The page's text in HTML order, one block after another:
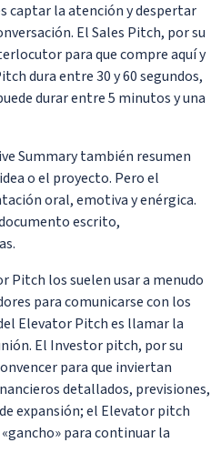
captar la atención y despertar
El Sales Pitch, por su
para que compre aquí y
dura entre 30 y 60 segundos,
durar entre 5 minutos y una
Summary también resumen
o el proyecto. Pero el
oral, emotiva y enérgica.
escrito,
Pitch los suelen usar a menudo
para comunicarse con los
Elevator Pitch es llamar la
El Investor pitch, por su
para que inviertan
detallados, previsiones,
expansión; el Elevator pitch
para continuar la